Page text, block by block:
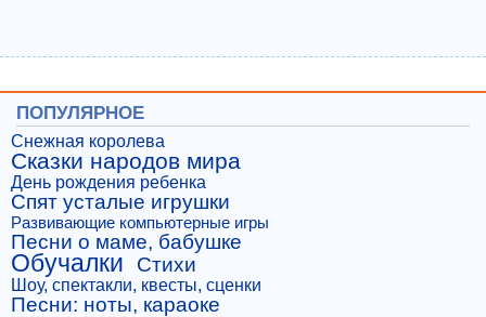
ПОПУЛЯРНОЕ
Снежная королева
Сказки народов мира
День рождения ребенка
Спят усталые игрушки
Развивающие компьютерные игры
Песни о маме, бабушке
Обучалки Стихи
Шоу, спектакли, квесты, сценки
Песни: ноты, караоке